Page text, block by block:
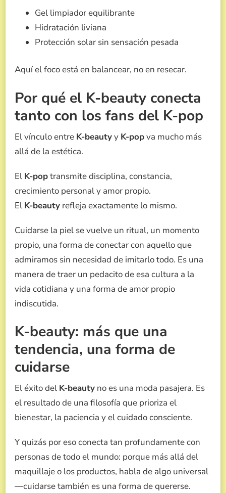
Gel limpiador equilibrante
Hidratación liviana
Protección solar sin sensación pesada
Aquí el foco está en balancear, no en resecar.
Por qué el K-beauty conecta
tanto con los fans del K-pop
El vínculo entre K-beautyy K-popva mucho más
allá de la estética.
El K-poptransmite disciplina, constancia,
crecimiento personal y amor propio.
El K-beauty refleja exactamente lo mismo.
Cuidarse la piel se vuelve un ritual, un momento
propio, una forma de conectar con aquello que
admiramos sin necesidad de imitarlo todo. Es una
manera de traer un pedacito de esa cultura a la
vida cotidiana y una forma de amor propio
indiscutida.
K-beauty: más que una
tendencia, una forma de
cuidarse
El éxito del K-beauty no es una moda pasajera. Es
el resultado de una filosofía que prioriza el
bienestar, la paciencia y el cuidado consciente.
Y quizás por eso conecta tan profundamente con
personas de todo el mundo: porque más allá del
maquillaje o los productos, habla de algo universal
—cuidarse también es una forma de quererse.